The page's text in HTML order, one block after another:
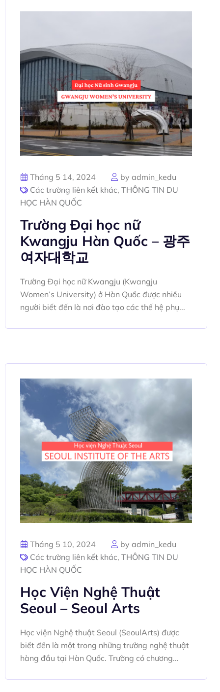
Tháng 5 14, 2024
by admin_kedu
Các trường liên kết khác, THÔNG TIN DU
HỌC HÀN QUỐC
Trường Đại học nữ
Kwangju Hàn Quốc – 광주
여자대학교
Trường Đại học nữ Kwangju (Kwangju
Women’s University) ở Hàn Quốc được nhiều
người biết đến là nơi đào tạo các thế hệ phụ...
Tháng 5 10, 2024
by admin_kedu
Các trường liên kết khác, THÔNG TIN DU
HỌC HÀN QUỐC
Học Viện Nghệ Thuật
Seoul – Seoul Arts
Học viện Nghệ thuật Seoul (SeoulArts) được
biết đến là một trong những trường nghệ thuật
hàng đầu tại Hàn Quốc. Trường có chương...